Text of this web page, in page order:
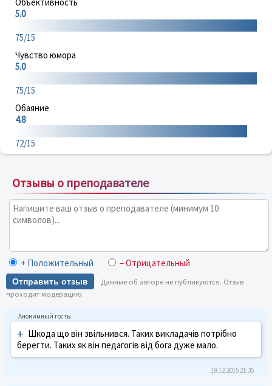
5.0
75/15
Чувство юмора
5.0
75/15
Обаяние
4.8
72/15
Отзывы о преподавателе
+ Положительный – Отрицательный
Отправить отзыв
Данные об авторе не публикуются. Отзыв
проходит модерацию.
+ Шкода що він звільнився. Таких викладачів потрібно
берегти. Таких як він педагогів від бога дуже мало.
19.12.2015 21:35